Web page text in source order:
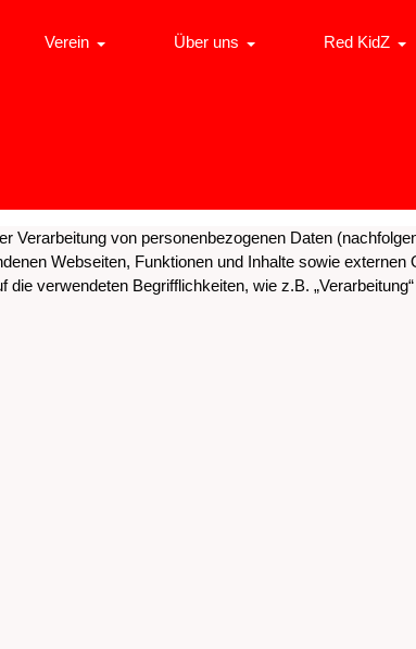
Verein Über uns Red KidZ
von personenbezogenen Daten
Webseiten, Funktionen und Inhalte sowie
verwendeten Begrifflichkeiten, wie z.B.